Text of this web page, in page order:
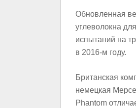
Обновленная
углеволокна
испытаний на
в 2016-м году.
Британская
немецкая
Phantom